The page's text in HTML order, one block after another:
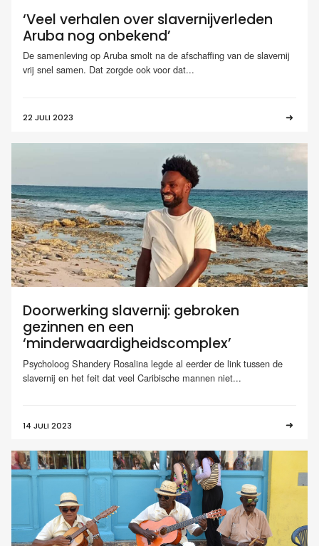
‘Veel verhalen over slavernijverleden
Aruba nog onbekend’
De samenleving op Aruba smolt na de afschaffing van de slavernij
vrij snel samen. Dat zorgde ook voor dat...
22 JULI 2023
Doorwerking slavernij: gebroken
gezinnen en een
‘minderwaardigheidscomplex’
Psycholoog Shandery Rosalina legde al eerder de link tussen de
slavernij en het feit dat veel Caribische mannen niet...
14 JULI 2023